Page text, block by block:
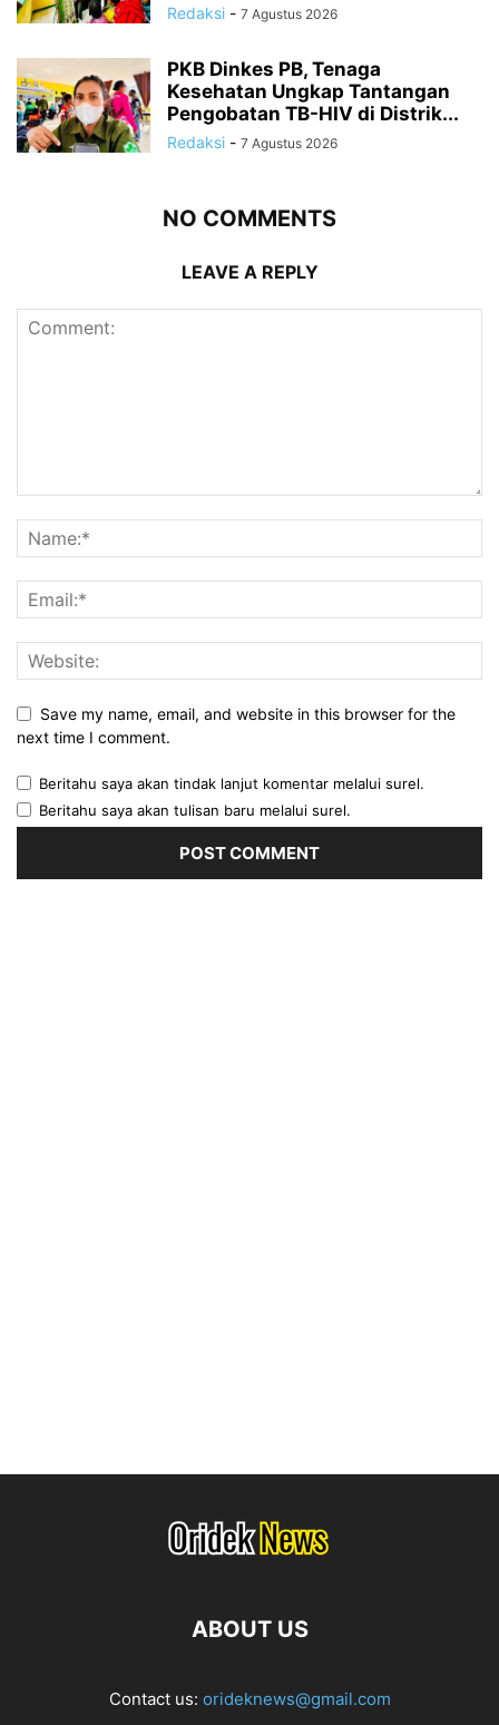
Redaksi - 7 Agustus 2026
PKB Dinkes PB, Tenaga
Kesehatan Ungkap Tantangan
Pengobatan TB-HIV di Distrik...
Redaksi - 7 Agustus 2026
NO COMMENTS
LEAVE A REPLY
Save my name, email, and website in this browser for the
next time I comment.
Beritahu saya akan tindak lanjut komentar melalui surel.
Beritahu saya akan tulisan baru melalui surel.
ABOUT US
Contact us: orideknews@gmail.com